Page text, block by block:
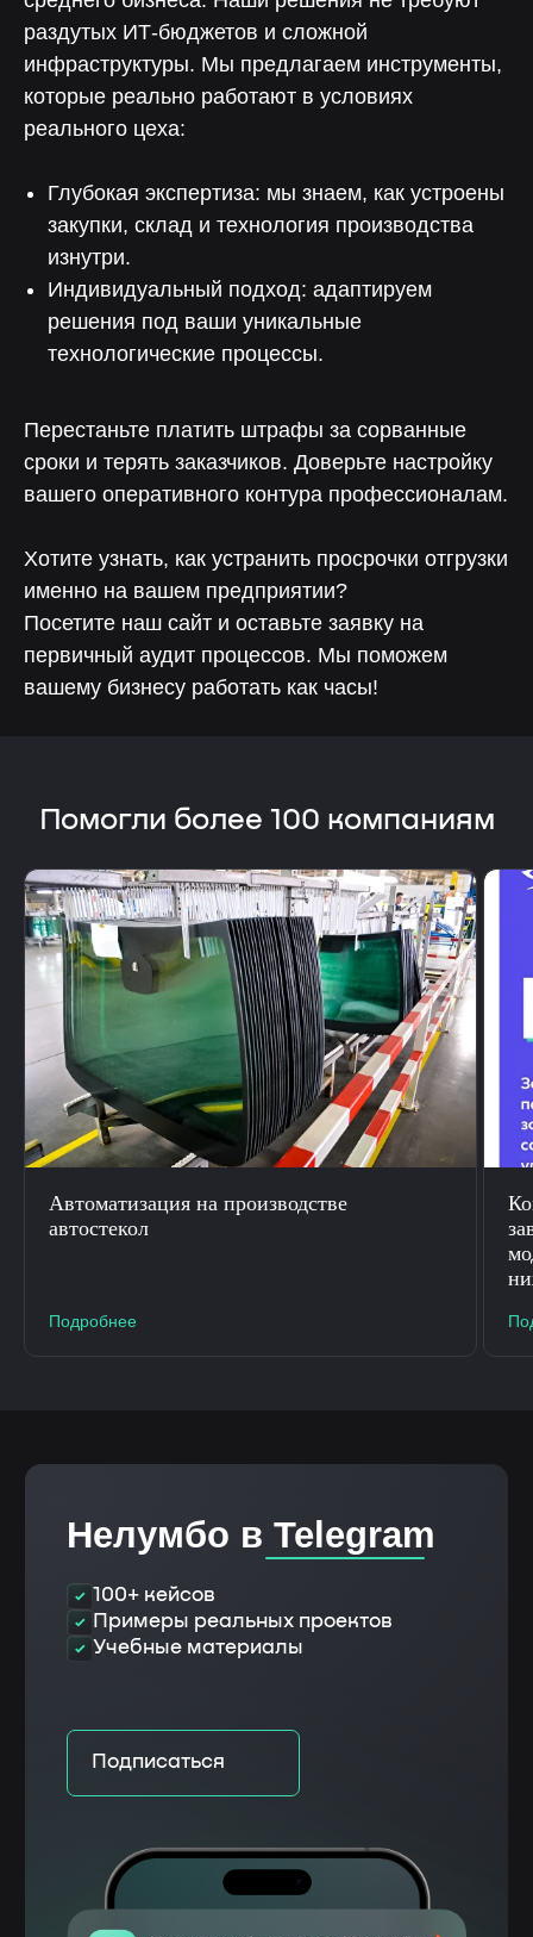
раздутых ИТ-бюджетов и сложной
инфраструктуры. Мы предлагаем инструменты,
которые реально работают в условиях
реального цеха:
Глубокая экспертиза: мы знаем, как устроены
закупки, склад и технология производства
изнутри.
Индивидуальный подход: адаптируем
решения под ваши уникальные
технологические процессы.
Перестаньте платить штрафы за сорванные
сроки и терять заказчиков. Доверьте настройку
вашего оперативного контура профессионалам.
Хотите узнать, как устранить просрочки отгрузки
именно на вашем предприятии?
Посетите наш сайт и оставьте заявку на
первичный аудит процессов. Мы поможем
вашему бизнесу работать как часы!
Автоматизация на производстве
автостекол
Подробнее